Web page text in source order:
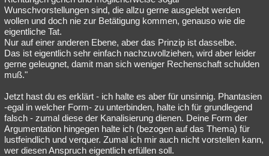
Wunschvorstellungen sind, die allzu gerne ausgelebt werden
wollen und doch nie zur Betätigung kommen, genauso wie die
eigentliche Tat.
Nur auf einer anderen Ebene, aber das Prinzip ist dasselbe.
Das ist eigentlich sehr einfach nachzuvollziehen, wird aber leider
gerne geleugnet, damit man sich weniger Rechenschaft schulden
muß."
Jetzt hast du es erklärt - ich halte es aber für unsinnig. Phantasien
-egal in welcher Form- zu unterbinden, halte ich für grundlegend
falsch - zumal diese der Kanalisierung dienen. Deine Form der
Argumentation hingegen halte ich (bezogen auf das Thema) für
lustfeindlich und verquer. Zumal ich mir auch nicht vorstellen kann,
wer diesen Anspruch eigentlich erfüllen soll.